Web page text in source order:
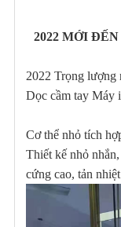
2022 MỚI
2022 Trọng lượng
Dọc cầm tay Máy
Cơ thể nhỏ tích
Thiết kế nhỏ
cứng cao, tản